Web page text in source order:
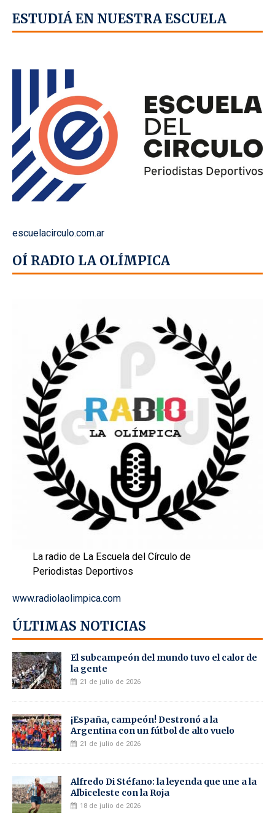
ESTUDIÁ EN NUESTRA ESCUELA
escuelacirculo.com.ar
OÍ RADIO LA OLÍMPICA
La radio de La Escuela del Círculo de
Periodistas Deportivos
www.radiolaolimpica.com
ÚLTIMAS NOTICIAS
El subcampeón del mundo tuvo el calor de
la gente
21 de julio de 2026
¡España, campeón! Destronó a la
Argentina con un fútbol de alto vuelo
21 de julio de 2026
Alfredo Di Stéfano: la leyenda que une a la
Albiceleste con la Roja
18 de julio de 2026